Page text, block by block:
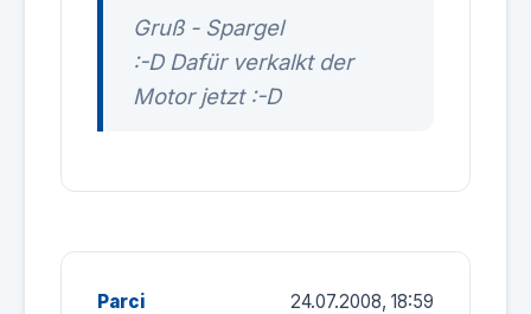
Gruß - Spargel
:-D Dafür verkalkt der
Motor jetzt :-D
Parci 24.07.2008, 18:59